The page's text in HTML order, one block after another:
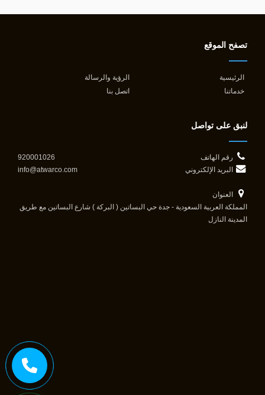
تصفح الموقع
الرئيسية
الرؤية والرسالة
خدماتنا
اتصل بنا
لنبق على تواصل
رقم الهاتف
920001026
البريد الإلكتروني
info@atwarco.com
العنوان
المملكة العربية السعودية - جدة حي البساتين ( البركة ) شارع البساتين مع طريق
المدينة النازل